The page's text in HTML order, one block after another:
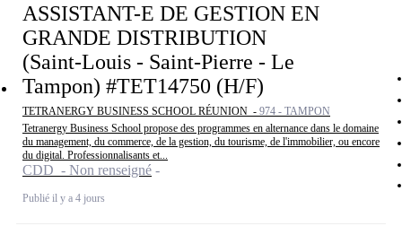
ASSISTANT-E DE GESTION EN
GRANDE DISTRIBUTION
(Saint-Louis - Saint-Pierre - Le
Tampon) #TET14750 (H/F)
TETRANERGY BUSINESS SCHOOL RÉUNION - 974 - TAMPON
Tetranergy Business School propose des programmes en alternance dans le domaine
du management, du commerce, de la gestion, du tourisme, de l'immobilier, ou encore
du digital. Professionnalisants et...
CDD - Non renseigné
Publié il y a 4 jours